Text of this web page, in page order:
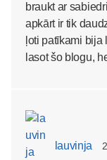
braukt ar
apkārt ir tik
ļoti patīkami bija
lasot šo blogu,
lauvinja